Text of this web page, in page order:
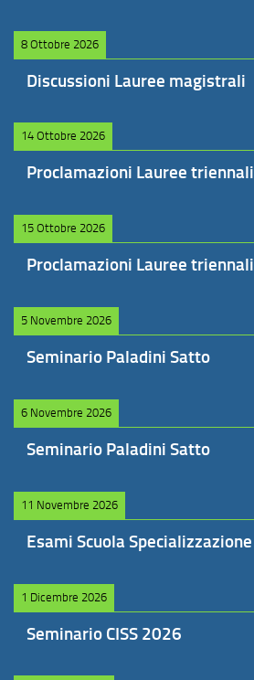
8 Ottobre 2026
Discussioni Lauree magistrali
14 Ottobre 2026
Proclamazioni Lauree triennali
15 Ottobre 2026
Proclamazioni Lauree triennali
5 Novembre 2026
Seminario Paladini Satto
6 Novembre 2026
Seminario Paladini Satto
11 Novembre 2026
Esami Scuola Specializzazione
1 Dicembre 2026
Seminario CISS 2026